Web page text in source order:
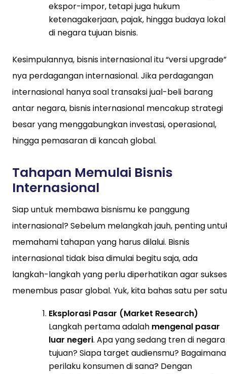
ekspor-impor, tetapi juga hukum
ketenagakerjaan, pajak, hingga budaya lokal
di negara tujuan bisnis.
Kesimpulannya, bisnis internasional itu “versi
nya perdagangan internasional. Jika perdagangan
internasional hanya soal transaksi jual-beli barang
antar negara, bisnis internasional mencakup strategi
besar yang menggabungkan investasi, operasional,
hingga pemasaran di kancah global.
Tahapan Memulai Bisnis
Internasional
Siap untuk membawa bisnismu ke panggung
internasional? Sebelum melangkah jauh, penting
memahami tahapan yang harus dilalui. Bisnis
internasional tidak bisa dimulai begitu saja, ada
langkah-langkah yang perlu diperhatikan agar sukses
menembus pasar global. Yuk, kita bahas satu per
Eksplorasi Pasar (Market Research)
Langkah pertama adalah mengenal pasar
luar negeri. Apa yang sedang tren di negara
tujuan? Siapa target audiensmu? Bagaimana
perilaku konsumen di sana? Dengan